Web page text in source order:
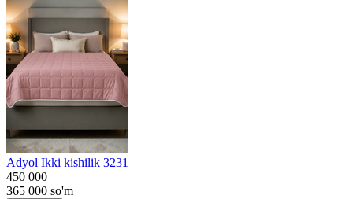
Adyol Ikki kishilik 3231
450 000
365 000 so'm